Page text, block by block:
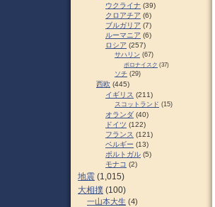
ウクライナ (39)
クロアチア (6)
ブルガリア (7)
ルーマニア (6)
ロシア (257)
サハリン (67)
ポロナイスク (37)
ソチ (29)
西欧 (445)
イギリス (211)
スコットランド (15)
オランダ (40)
ドイツ (122)
フランス (121)
ベルギー (13)
ポルトガル (5)
モナコ (2)
地震 (1,015)
大相撲 (100)
一山本大生 (4)